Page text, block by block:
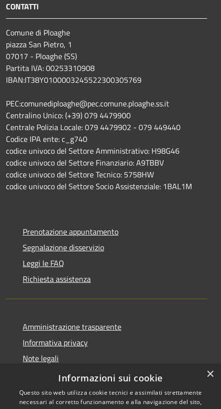
CONTATTI
Comune di Ploaghe
piazza San Pietro, 1
07017 - Ploaghe (SS)
Partita IVA: 00253310908
IBAN:IT38Y0100003245522300305769
PEC:comunediploaghe@pec.comune.ploaghe.ss.it
Centralino Unico: (+39) 079 4479900
Centrale Polizia Locale: 079 4479902 - 079 449440
Codice IPA ente: c_g740
codice univoco del Settore Amministrativo: H98G46
codice univoco del Settore Finanziario: A9TBBV
codice univoco del Settore Tecnico: 5758HW
codice univoco del Settore Socio Assistenziale: 1BAL1M
Prenotazione appuntamento
Segnalazione disservizio
Leggi le FAQ
Richiesta assistenza
Amministrazione trasparente
Informativa privacy
Note legali
Dichiarazione di accessibilità
×
Informazioni sui cookie
Questo sito web utilizza cookie tecnici e assimilati strettamente
necessari al corretto funzionamento e alla navigazione del sito,